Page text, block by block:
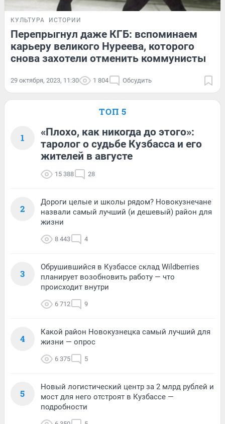
КУЛЬТУРА ИСТОРИИ
Перепрыгнул даже КГБ: вспоминаем
карьеру великого Нуреева, которого
снова захотели отменить коммунисты
29 октября, 2023, 11:30 1 804 Обсудить
ТОП 5
1
«Плохо, как никогда до этого»:
таролог о судьбе Кузбасса и его
жителей в августе
15 388 28
2
Дороги целые и школы рядом? Новокузнечане
назвали самый лучший (и дешевый) район для
жизни
8 443 4
3
Обрушившийся в Кузбассе склад Wildberries
планирует возобновить работу — что
происходит внутри
6 712 9
4
Какой район Новокузнецка самый лучший для
жизни — опрос
6 375 5
5
Новый логистический центр за 2 млрд рублей и
мост для него отстроят в Кузбассе —
подробности